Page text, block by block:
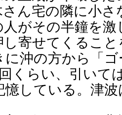
ん宅の隣に小さ
がその半鐘を
し寄せてくるこ
に沖の方から「
くらい、引いて
している。津